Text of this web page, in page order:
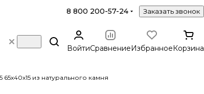
8 800 200-57-24 Заказать звонок
ВойтиСравнениеИзбранноеКорзина
из натурального камня